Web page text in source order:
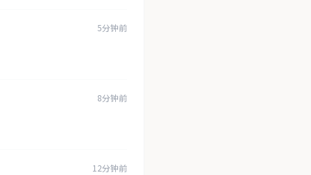
5分钟前
8分钟前
12分钟前